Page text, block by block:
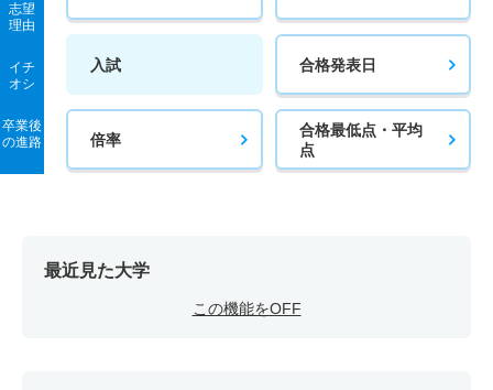
志望
理由
イチ
オシ
卒業後
の進路
入試 合格発表日
倍率
合格最低点・平均
点
最近見た大学
この機能をOFF